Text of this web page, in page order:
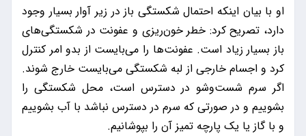
او با بیان اینکه احتمال شکستگی باز در زیر آوار بسیار وجود
دارد، تصریح کرد: خطر خون‌ریزی و عفونت در شکستگی‌های
باز بسیار زیاد است. عفونت‌ها را می‌بایست از بدو امر کنترل
کرد و اجسام خارجی از لبه شکستگی می‌بایست خارج شوند.
اگر سرم شست‌وشو در دسترس است، محل شکستگی را
بشوییم و در صورتی که سرم در دسترس نباشد با آب بشوییم
و با گاز یا یک پارچه تمیز آن را بپوشانیم.